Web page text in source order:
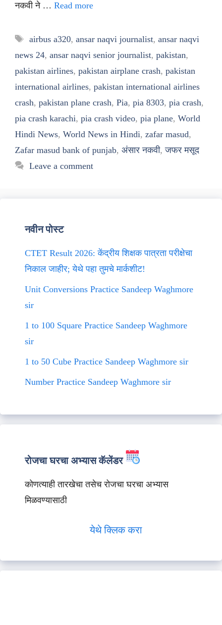
नकवी ने … Read more
Tags
airbus a320, ansar naqvi journalist, ansar naqvi
news 24, ansar naqvi senior journalist, pakistan,
pakistan airlines, pakistan airplane crash, pakistan
international airlines, pakistan international airlines
crash, pakistan plane crash, Pia, pia 8303, pia crash,
pia crash karachi, pia crash video, pia plane, World
Hindi News, World News in Hindi, zafar masud,
Zafar masud bank of punjab, अंसार नकवी,जफर मसूद
Leave a comment
नवीन पोस्ट
CTET Result 2026: केंद्रीय शिक्षक पात्रता परीक्षेचा
निकाल जाहीर; येथे पहा तुमचे मार्कशीट!
Unit Conversions Practice Sandeep Waghmore
sir
1 to 100 Square Practice Sandeep Waghmore
sir
1 to 50 Cube Practice Sandeep Waghmore sir
Number Practice Sandeep Waghmore sir
रोजचा घरचा अभ्यास कॅलेंडर
कोणत्याही तारखेचा तसेच रोजचा घरचा अभ्यास
मिळवण्यासाठी
येथे क्लिक करा